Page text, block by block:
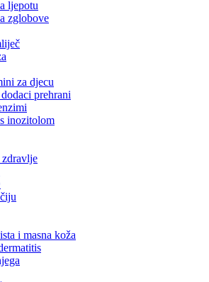
ljepotu
zglobove
za djecu
prehrani
inozitolom
i masna koža